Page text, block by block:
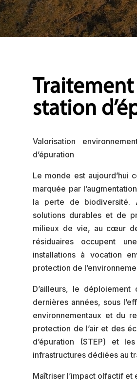
station
Valorisation
d’épuration
Le monde est aujourd’hui
marquée par l’augmentation
la perte de biodiversité.
solutions durables et de
milieux de vie, au cœur
résiduaires occupent
installations à vocation
protection de
D’ailleurs, le
dernières années, sous
environnementaux et du
protection de l’air et des
d’épuration (STEP) et
infrastructures dédiées au
Maîtriser l’impact olfactif